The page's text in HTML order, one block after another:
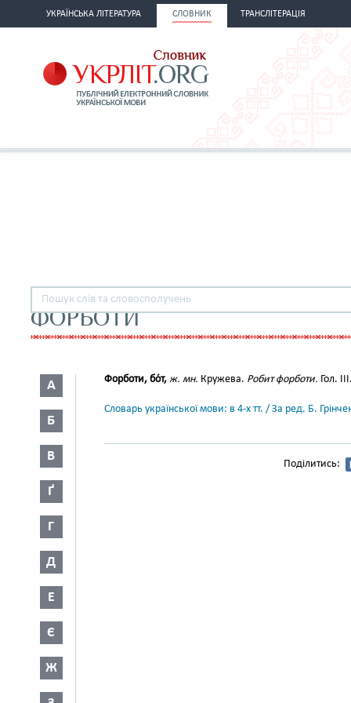
УКРАЇНСЬКА ЛІТЕРАТУРА СЛОВНИК ТРАНСЛІТЕРАЦІЯ
ФОРБОТИ
А
Б
В
Ґ
Г
Д
Е
Є
Ж
Форботи, бо́т, ж. мн. Кружева. Робит форботи. Гол.
Словарь української мови: в 4-х тт. / За ред. Б.
Поділитись: